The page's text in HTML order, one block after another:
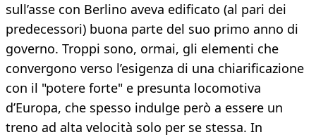
sull’asse con Berlino aveva edificato (al pari dei
predecessori) buona parte del suo primo anno di
governo. Troppi sono, ormai, gli elementi che
convergono verso l’esigenza di una chiarificazione
con il "potere forte" e presunta locomotiva
d’Europa, che spesso indulge però a essere un
treno ad alta velocità solo per se stessa. In